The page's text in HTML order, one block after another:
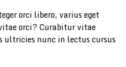
orci libero, varius eget
orci? Curabitur vitae
ultricies nunc in lectus cursus